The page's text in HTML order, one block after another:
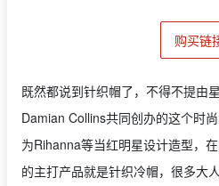
购买链
既然都说到针织帽了，不得不提由
Damian Collins共同创办的这个时
为Rihanna等当红明星设计造型，
的主打产品就是针织冷帽，很多大